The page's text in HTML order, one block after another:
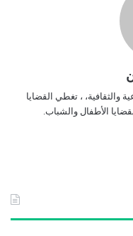
والثقافية، ، تغطي القضايا
الأطفال والشباب.